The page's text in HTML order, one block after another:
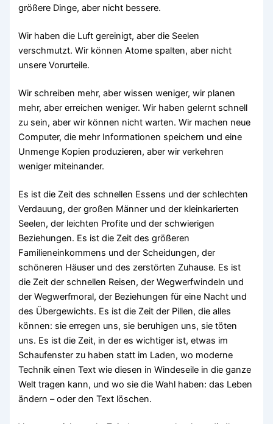
größere Dinge, aber nicht bessere.
Wir haben die Luft gereinigt, aber die Seelen
verschmutzt. Wir können Atome spalten, aber nicht
unsere Vorurteile.
Wir schreiben mehr, aber wissen weniger, wir planen
mehr, aber erreichen weniger. Wir haben gelernt schnell
zu sein, aber wir können nicht warten. Wir machen neue
Computer, die mehr Informationen speichern und eine
Unmenge Kopien produzieren, aber wir verkehren
weniger miteinander.
Es ist die Zeit des schnellen Essens und der schlechten
Verdauung, der großen Männer und der kleinkarierten
Seelen, der leichten Profite und der schwierigen
Beziehungen. Es ist die Zeit des größeren
Familieneinkommens und der Scheidungen, der
schöneren Häuser und des zerstörten Zuhause. Es ist
die Zeit der schnellen Reisen, der Wegwerfwindeln und
der Wegwerfmoral, der Beziehungen für eine Nacht und
des Übergewichts. Es ist die Zeit der Pillen, die alles
können: sie erregen uns, sie beruhigen uns, sie töten
uns. Es ist die Zeit, in der es wichtiger ist, etwas im
Schaufenster zu haben statt im Laden, wo moderne
Technik einen Text wie diesen in Windeseile in die ganze
Welt tragen kann, und wo sie die Wahl haben: das Leben
ändern – oder den Text löschen.